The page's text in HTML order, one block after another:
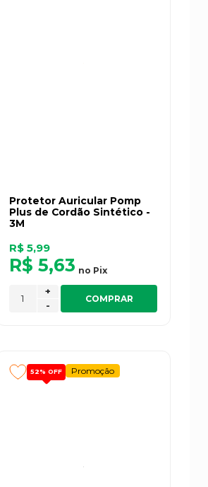
Protetor Auricular Pomp
Plus de Cordão Sintético -
3M
R$ 5,99
R$ 5,63 no Pix
-
+
COMPRAR
52% OFF Promoção